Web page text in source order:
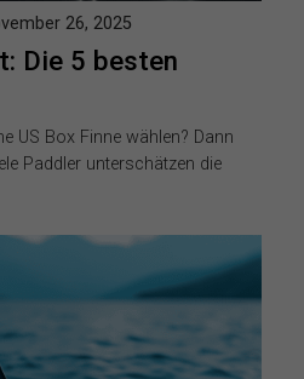
Die 5 besten
26, 2025
US Box Finne wählen? Dann
Paddler unterschätzen die